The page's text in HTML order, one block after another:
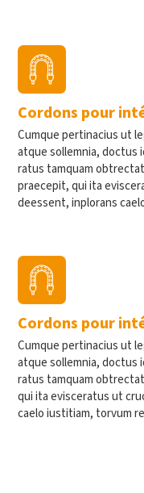
Cordons pour
Cumque pertinacius ut
atque sollemnia, doctus
ratus tamquam
praecepit, qui ita
deessent, inplorans
Cordons pour
Cumque pertinacius ut
atque sollemnia, doctus
ratus tamquam
qui ita evisceratus ut
caelo iustitiam, torvum